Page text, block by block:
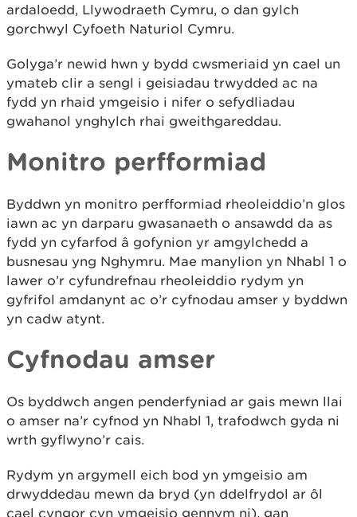
ardaloedd, Llywodraeth Cymru, o dan gylch
gorchwyl Cyfoeth Naturiol Cymru.
Golyga’r newid hwn y bydd cwsmeriaid yn cael un
ymateb clir a sengl i geisiadau trwydded ac na
fydd yn rhaid ymgeisio i nifer o sefydliadau
gwahanol ynghylch rhai gweithgareddau.
Monitro perfformiad
Byddwn yn monitro perfformiad rheoleiddio’n glos
iawn ac yn darparu gwasanaeth o ansawdd da as
fydd yn cyfarfod â gofynion yr amgylchedd a
busnesau yng Nghymru. Mae manylion yn Nhabl 1 o
lawer o’r cyfundrefnau rheoleiddio rydym yn
gyfrifol amdanynt ac o’r cyfnodau amser y byddwn
yn cadw atynt.
Cyfnodau amser
Os byddwch angen penderfyniad ar gais mewn llai
o amser na’r cyfnod yn Nhabl 1, trafodwch gyda ni
wrth gyflwyno’r cais.
Rydym yn argymell eich bod yn ymgeisio am
drwyddedau mewn da bryd (yn ddelfrydol ar ôl
cael cyngor cyn ymgeisio gennym ni), gan